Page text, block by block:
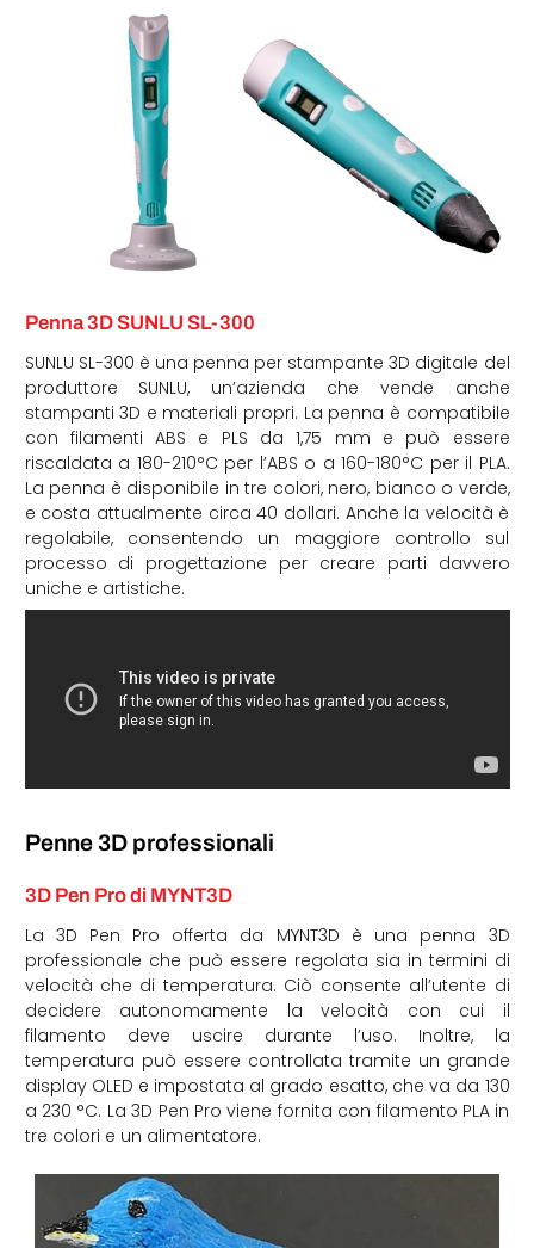
Penna 3D SUNLU SL-300
SUNLU SL-300 è una penna per stampante 3D digitale del
produttore SUNLU, un’azienda che vende anche
stampanti 3D e materiali propri. La penna è compatibile
con filamenti ABS e PLS da 1,75 mm e può essere
riscaldata a 180-210°C per l’ABS o a 160-180°C per il PLA.
La penna è disponibile in tre colori, nero, bianco o verde,
e costa attualmente circa 40 dollari. Anche la velocità è
regolabile, consentendo un maggiore controllo sul
processo di progettazione per creare parti davvero
uniche e artistiche.
Penne 3D professionali
3D Pen Pro di MYNT3D
La 3D Pen Pro offerta da MYNT3D è una penna 3D
professionale che può essere regolata sia in termini di
velocità che di temperatura. Ciò consente all’utente di
decidere autonomamente la velocità con cui il
filamento deve uscire durante l’uso. Inoltre, la
temperatura può essere controllata tramite un grande
display OLED e impostata al grado esatto, che va da 130
a 230 °C. La 3D Pen Pro viene fornita con filamento PLA in
tre colori e un alimentatore.